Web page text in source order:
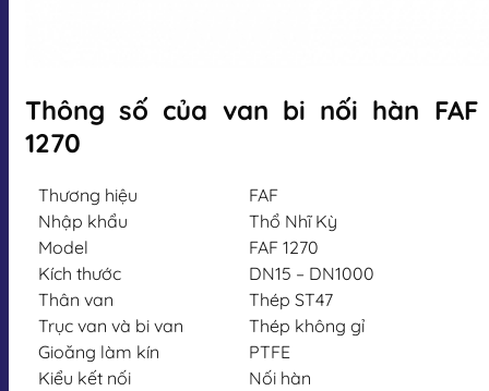
Thông số của van bi nối hàn FAF
1270
Thương hiệu
FAF
Nhập khẩu
Thổ Nhĩ Kỳ
Model
FAF 1270
Kích thước
DN15 – DN1000
Thân van
Thép ST47
Trục van và bi van
Thép không gỉ
Gioăng làm kín
PTFE
Kiểu kết nối
Nối hàn